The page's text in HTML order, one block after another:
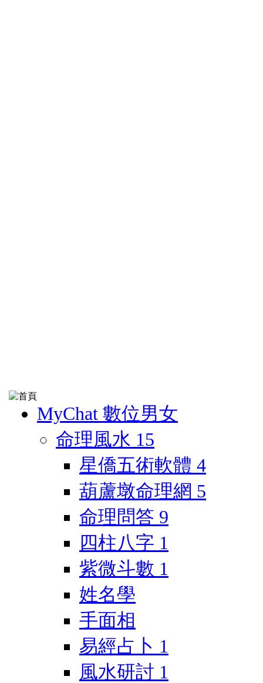
MyChat 數位男女
命理風水 15
星僑五術軟體 4
葫蘆墩命理網 5
命理問答 9
四柱八字 1
紫微斗數 1
姓名學
手面相
易經占卜 1
風水研討 1